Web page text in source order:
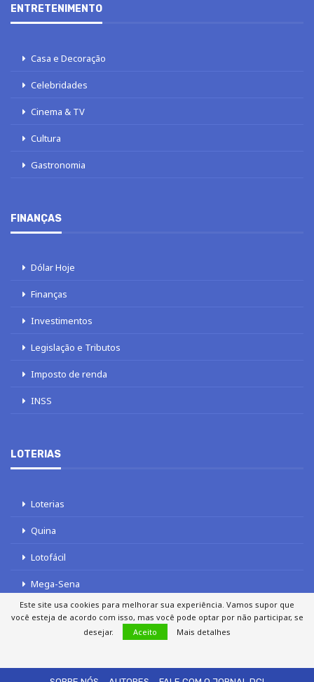
ENTRETENIMENTO
Casa e Decoração
Celebridades
Cinema & TV
Cultura
Gastronomia
FINANÇAS
Dólar Hoje
Finanças
Investimentos
Legislação e Tributos
Imposto de renda
INSS
LOTERIAS
Loterias
Quina
Lotofácil
Mega-Sena
Tele sena
Este site usa cookies para melhorar sua experiência. Vamos supor que
você esteja de acordo com isso, mas você pode optar por não participar, se
desejar.
Aceito Mais detalhes